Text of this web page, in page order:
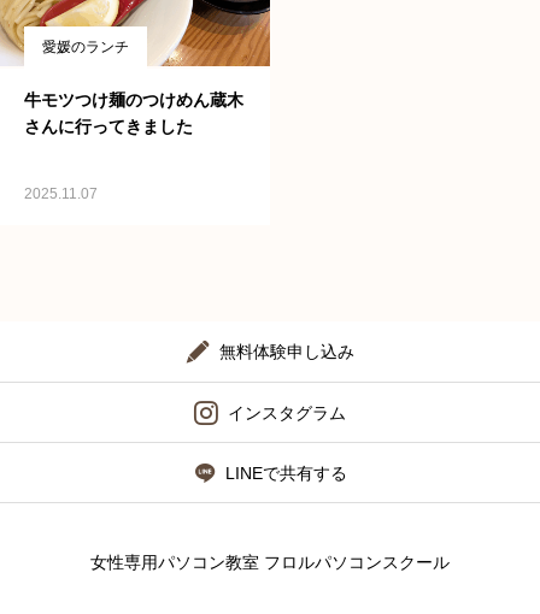
愛媛のランチ
牛モツつけ麺のつけめん蔵木
さんに行ってきました
2025.11.07
無料体験申し込み
インスタグラム
LINEで共有する
女性専用パソコン教室 フロルパソコンスクール